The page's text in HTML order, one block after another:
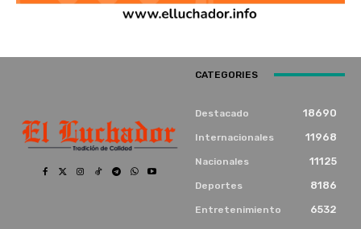
CATEGORIES
Destacado 18690
Internacionales 11968
Nacionales 11125
Deportes 8186
Entretenimiento 6532